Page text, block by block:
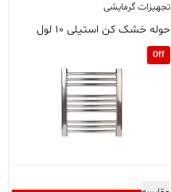
تجهیزات گرمایشی
حوله خشک کن استیلی ۱۰ لول
Off